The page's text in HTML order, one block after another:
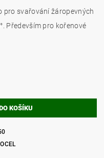
pro svařování žáropevných
Především pro kořenové